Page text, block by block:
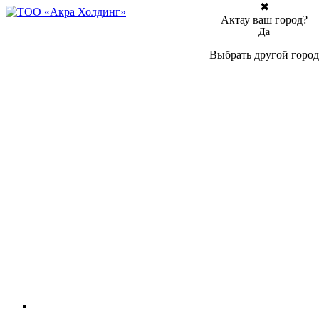
✖
Актау ваш город?
Да
Выбрать другой город